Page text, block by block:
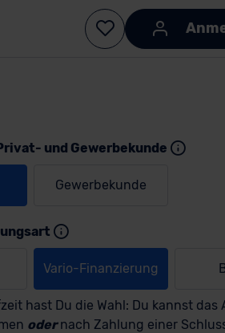
und Gewerbekunde
Gewerbekunde
Vario-Finanzierung
hast Du die Wahl: Du kannst das
odernach Zahlung einer